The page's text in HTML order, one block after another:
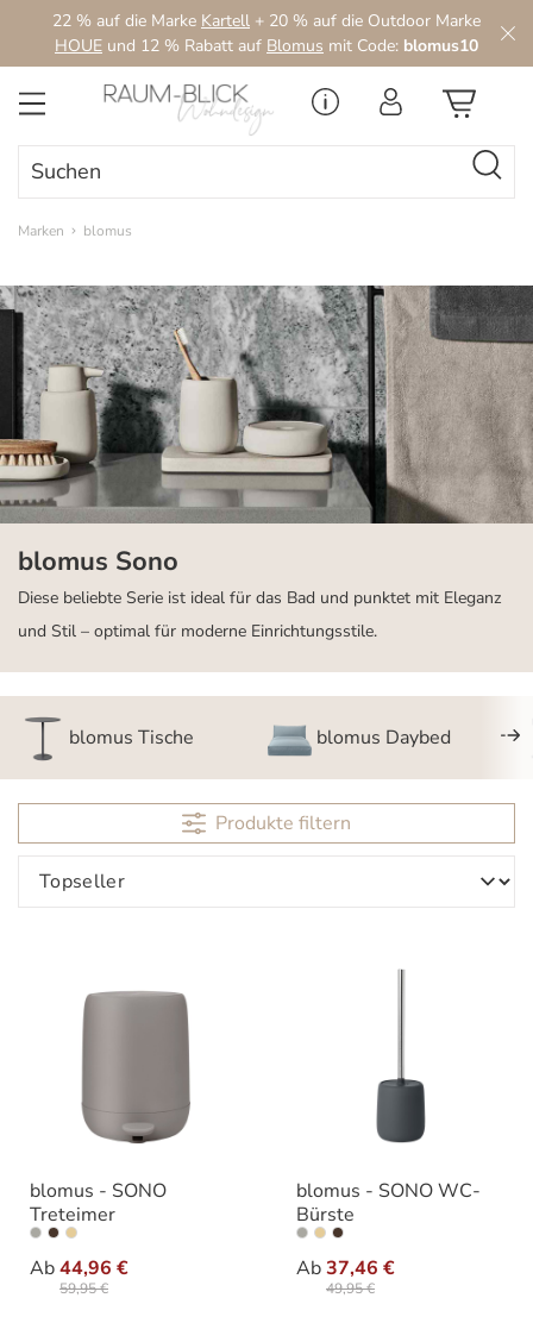
Zum Hauptinhalt springen
22 % auf die Marke Kartell + 20 % auf die Outdoor Marke
HOUE und 12 % Rabatt auf Blomus mit Code: blomus10
Marken blomus
blomus Sono
Diese beliebte Serie ist ideal für das Bad und punktet mit Eleganz
und Stil – optimal für moderne Einrichtungsstile.
blomus Tische blomus Daybed
Produkte filtern
blomus - SONO
Treteimer
Ab44,96 €
59,95 €
Varianten
blomus - SONO WC-
Bürste
Ab37,46 €
49,95 €
Varianten